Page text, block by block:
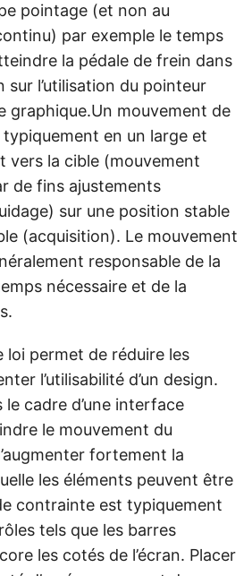
pointage (et non au
par exemple le temps
la pédale de frein dans
sur l’utilisation du pointeur
graphique.Un mouvement de
en un large et
vers la cible (mouvement
de fins ajustements
sur une position stable
(acquisition). Le mouvement
responsable de la
nécessaire et de la
permet de réduire les
l’utilisabilité d’un design.
le cadre d’une interface
le mouvement du
fortement la
les éléments peuvent être
contrainte est typiquement
tels que les barres
les cotés de l’écran. Placer